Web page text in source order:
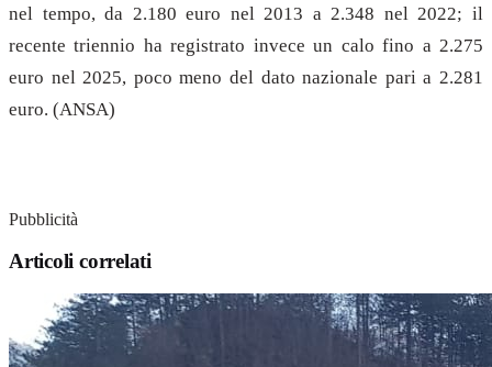
nel tempo, da 2.180 euro nel 2013 a 2.348 nel 2022; il
recente triennio ha registrato invece un calo fino a 2.275
euro nel 2025, poco meno del dato nazionale pari a 2.281
euro. (ANSA)
Pubblicità
Articoli correlati